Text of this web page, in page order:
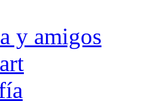
y amigos